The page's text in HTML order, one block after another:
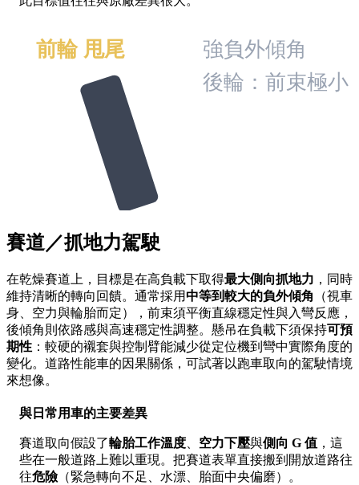
前輪 甩尾
強負外傾角
後輪：前束極小
賽道／抓地力駕駛
在乾燥賽道上，目標是在高負載下取得最大側向抓地力 ，同時
維持清晰的轉向回饋。通常採用中等到較大的負外傾角
（視車
身、空力與輪胎而定），前束須平衡直線穩定性與入彎反應，
後傾角則依路感與高速穩定性調整。懸吊在負載下須保持可預
期性 ：較硬的襯套與控制臂能減少從定位機到彎中實際角度的
變化。道路性能車的因果關係，可試著以跑車取向的駕駛情境
來想像。
與日常用車的主要差異
賽道取向假設了輪胎工作溫度 空力下壓與側向 G 值 ，這
些在一般道路上難以重現。把賽道表單直接搬到開放道路往
往危險 （緊急轉向不足、水漂、胎面中央偏磨）。